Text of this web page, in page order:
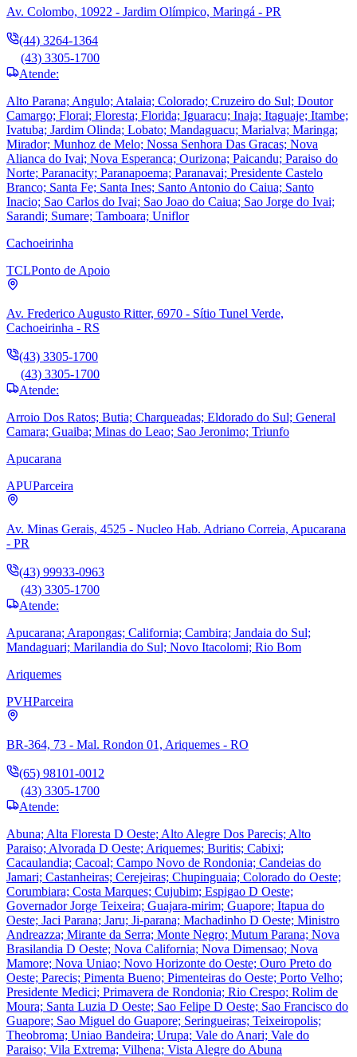
Av. Colombo, 10922 - Jardim Olímpico, Maringá - PR
(44) 3264-1364
(43) 3305-1700
Atende:
Alto Parana; Angulo; Atalaia; Colorado; Cruzeiro do Sul; Doutor
Camargo; Florai; Floresta; Florida; Iguaracu; Inaja; Itaguaje; Itambe;
Ivatuba; Jardim Olinda; Lobato; Mandaguacu; Marialva; Maringa;
Mirador; Munhoz de Melo; Nossa Senhora Das Gracas; Nova
Alianca do Ivai; Nova Esperanca; Ourizona; Paicandu; Paraiso do
Norte; Paranacity; Paranapoema; Paranavai; Presidente Castelo
Branco; Santa Fe; Santa Ines; Santo Antonio do Caiua; Santo
Inacio; Sao Carlos do Ivai; Sao Joao do Caiua; Sao Jorge do Ivai;
Sarandi; Sumare; Tamboara; Uniflor
Cachoeirinha
TCLPonto de Apoio
Av. Frederico Augusto Ritter, 6970 - Sítio Tunel Verde,
Cachoeirinha - RS
(43) 3305-1700
(43) 3305-1700
Atende:
Arroio Dos Ratos; Butia; Charqueadas; Eldorado do Sul; General
Camara; Guaiba; Minas do Leao; Sao Jeronimo; Triunfo
Apucarana
APUParceira
Av. Minas Gerais, 4525 - Nucleo Hab. Adriano Correia, Apucarana
- PR
(43) 99933-0963
(43) 3305-1700
Atende:
Apucarana; Arapongas; California; Cambira; Jandaia do Sul;
Mandaguari; Marilandia do Sul; Novo Itacolomi; Rio Bom
Ariquemes
PVHParceira
BR-364, 73 - Mal. Rondon 01, Ariquemes - RO
(65) 98101-0012
(43) 3305-1700
Atende:
Abuna; Alta Floresta D Oeste; Alto Alegre Dos Parecis; Alto
Paraiso; Alvorada D Oeste; Ariquemes; Buritis; Cabixi;
Cacaulandia; Cacoal; Campo Novo de Rondonia; Candeias do
Jamari; Castanheiras; Cerejeiras; Chupinguaia; Colorado do Oeste;
Corumbiara; Costa Marques; Cujubim; Espigao D Oeste;
Governador Jorge Teixeira; Guajara-mirim; Guapore; Itapua do
Oeste; Jaci Parana; Jaru; Ji-parana; Machadinho D Oeste; Ministro
Andreazza; Mirante da Serra; Monte Negro; Mutum Parana; Nova
Brasilandia D Oeste; Nova California; Nova Dimensao; Nova
Mamore; Nova Uniao; Novo Horizonte do Oeste; Ouro Preto do
Oeste; Parecis; Pimenta Bueno; Pimenteiras do Oeste; Porto Velho;
Presidente Medici; Primavera de Rondonia; Rio Crespo; Rolim de
Moura; Santa Luzia D Oeste; Sao Felipe D Oeste; Sao Francisco do
Guapore; Sao Miguel do Guapore; Seringueiras; Teixeiropolis;
Theobroma; Uniao Bandeira; Urupa; Vale do Anari; Vale do
Paraiso; Vila Extrema; Vilhena; Vista Alegre do Abuna